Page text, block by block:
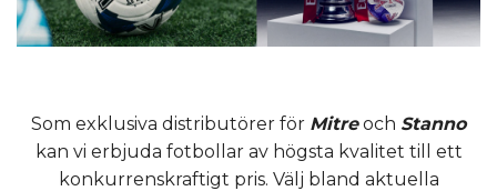
Som exklusiva distributörer för Mitreoch Stanno
kan vi erbjuda fotbollar av högsta kvalitet till ett
konkurrenskraftigt pris. Välj bland aktuella